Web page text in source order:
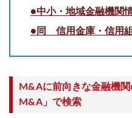
●中小・地域金融機関
●同 信用金庫・信用
M&Aに前向きな金融機
M&A」で検索